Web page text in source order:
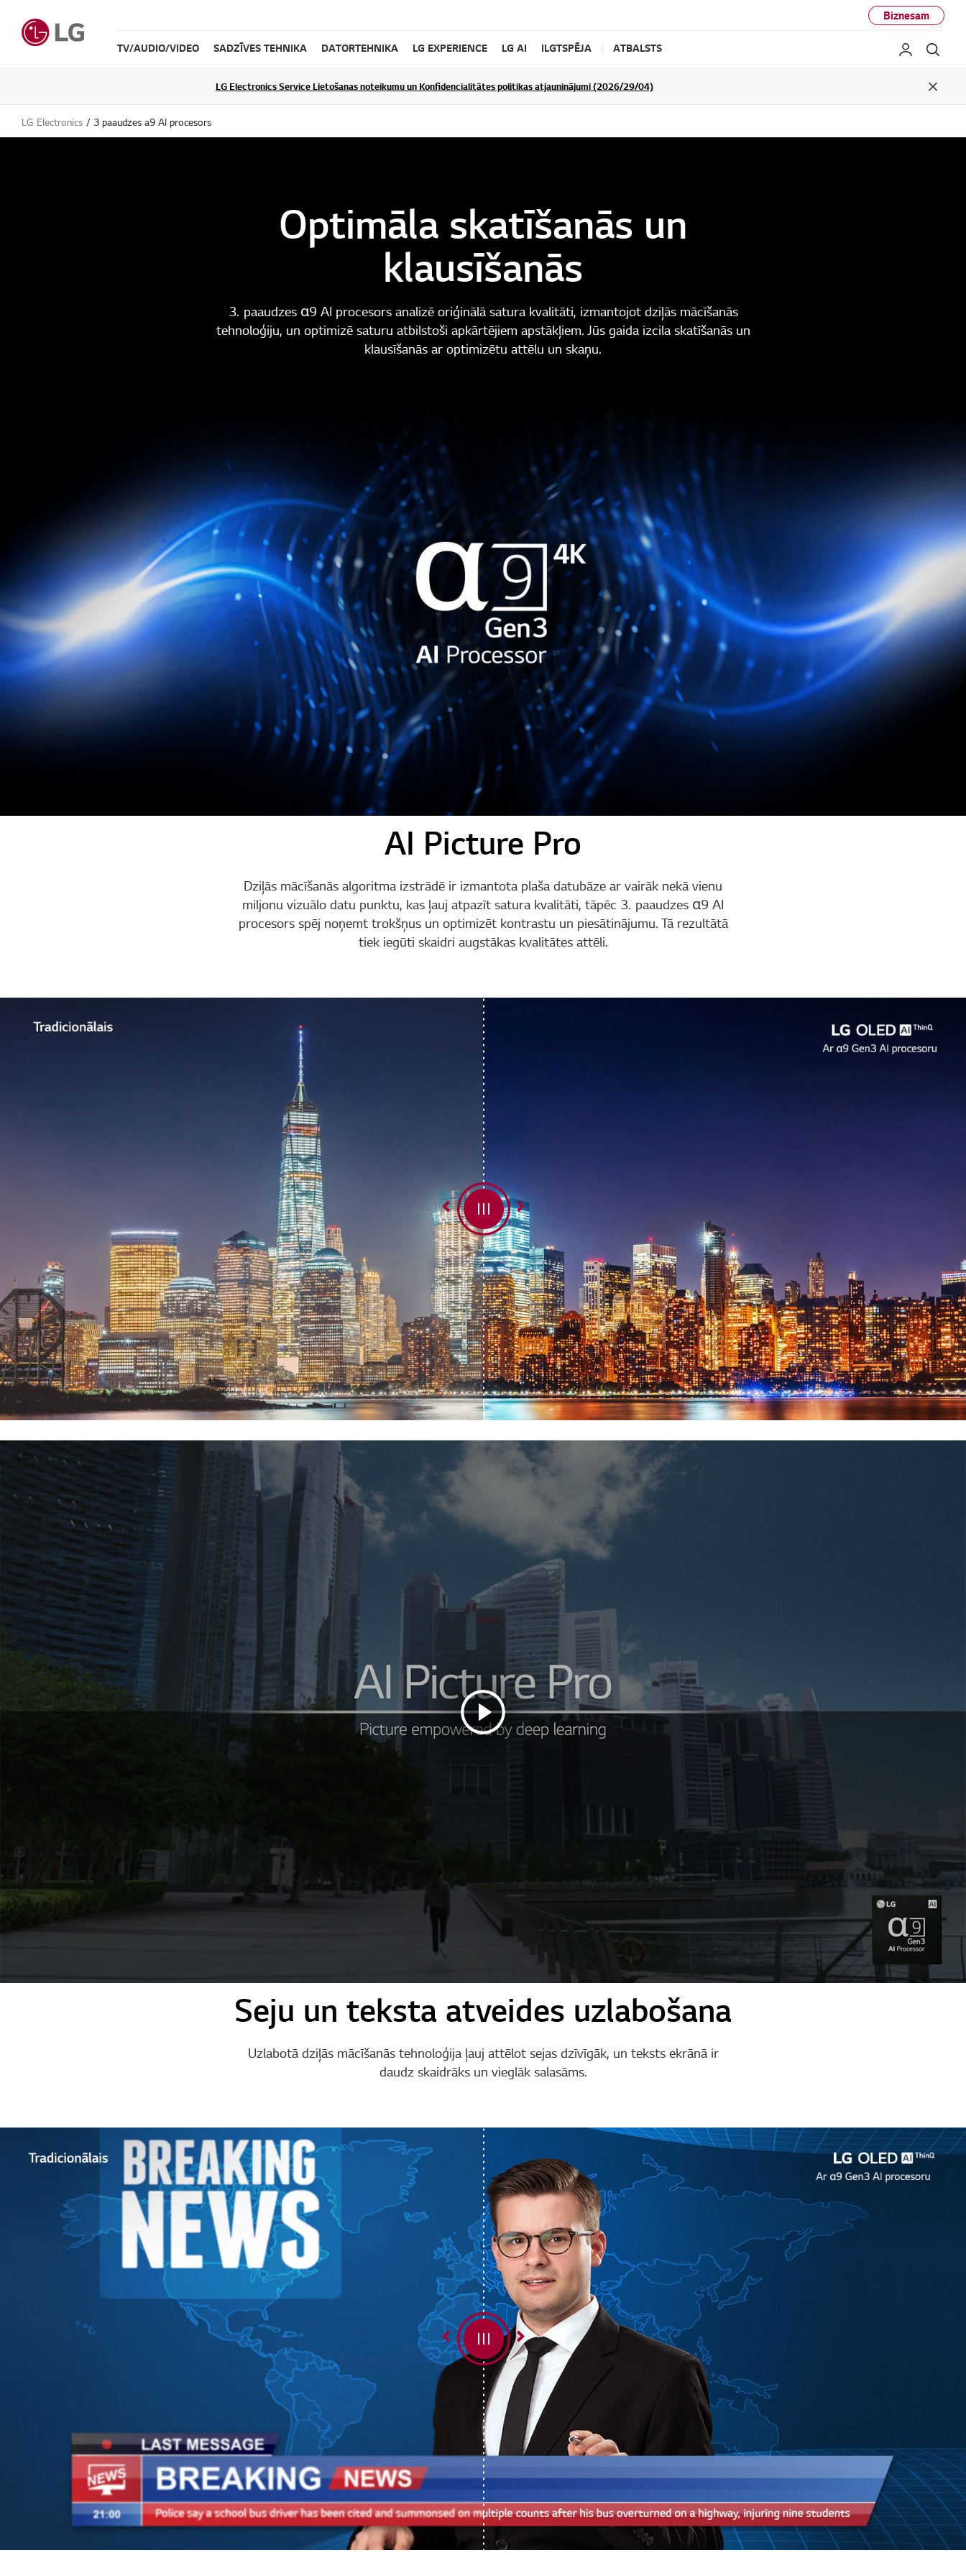
Biznesam
TV/AUDIO/VIDEO SADZĪVES TEHNIKA DATORTEHNIKA LG EXPERIENCE LG AI ILGTSPĒJA ATBALSTS Mans LG
LG Electronics Service Lietošanas noteikumu un Konfidencialitātes politikas atjauninājumi (2026/29/04)
Close
LG Electronics 3 paaudzes a9 AI procesors
Optimāla skatīšanās un
klausīšanās
3. paaudzes α9 AI procesors analizē oriģinālā satura kvalitāti, izmantojot dziļās mācīšanās
tehnoloģiju, un optimizē saturu atbilstoši apkārtējiem apstākļiem. Jūs gaida izcila skatīšanās un
klausīšanās ar optimizētu attēlu un skaņu.
AI Picture Pro
Dziļās mācīšanās algoritma izstrādē ir izmantota plaša datubāze ar vairāk nekā vienu
miljonu vizuālo datu punktu, kas ļauj atpazīt satura kvalitāti, tāpēc 3. paaudzes α9 AI
procesors spēj noņemt trokšņus un optimizēt kontrastu un piesātinājumu. Tā rezultātā
tiek iegūti skaidri augstākas kvalitātes attēli.
Seju un teksta atveides uzlabošana
Uzlabotā dziļās mācīšanās tehnoloģija ļauj attēlot sejas dzīvīgāk, un teksts ekrānā ir
daudz skaidrāks un vieglāk salasāms.